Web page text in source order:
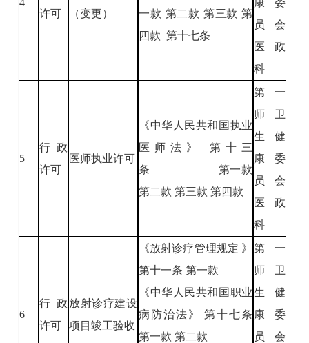
许可
（变更）
一款 第二款 第三款 第
四款 第十七条
员会
医政
科
5
行政
许可
医师执业许可
《中华人民共和国执业
医师法》 第十三
条 第一款
第二款 第三款 第四款
第一
师卫
生健
康委
员会
医政
科
6
行政
许可
放射诊疗建设
项目竣工验收
《放射诊疗管理规定 》
第十一条 第一款
《中华人民共和国职业
病防治法》 第十七条
第一款 第二款
第一
师卫
生健
康委
员会